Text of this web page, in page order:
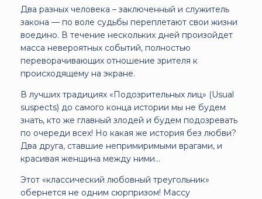
Два разных человека – заключенный и служитель
закона — по воле судьбы переплетают свои жизни
воедино. В течение нескольких дней произойдет
масса невероятных событий, полностью
переворачивающих отношение зрителя к
происходящему на экране.
В лучших традициях «Подозрительных лиц» (Usual
suspects) до самого конца истории мы не будем
знать, кто же главный злодей и будем подозревать
по очереди всех! Но какая же история без любви?
Два друга, ставшие непримиримыми врагами, и
красивая женщина между ними…
Этот «классический любовный треугольник»
обернется не одним сюрпризом! Массу